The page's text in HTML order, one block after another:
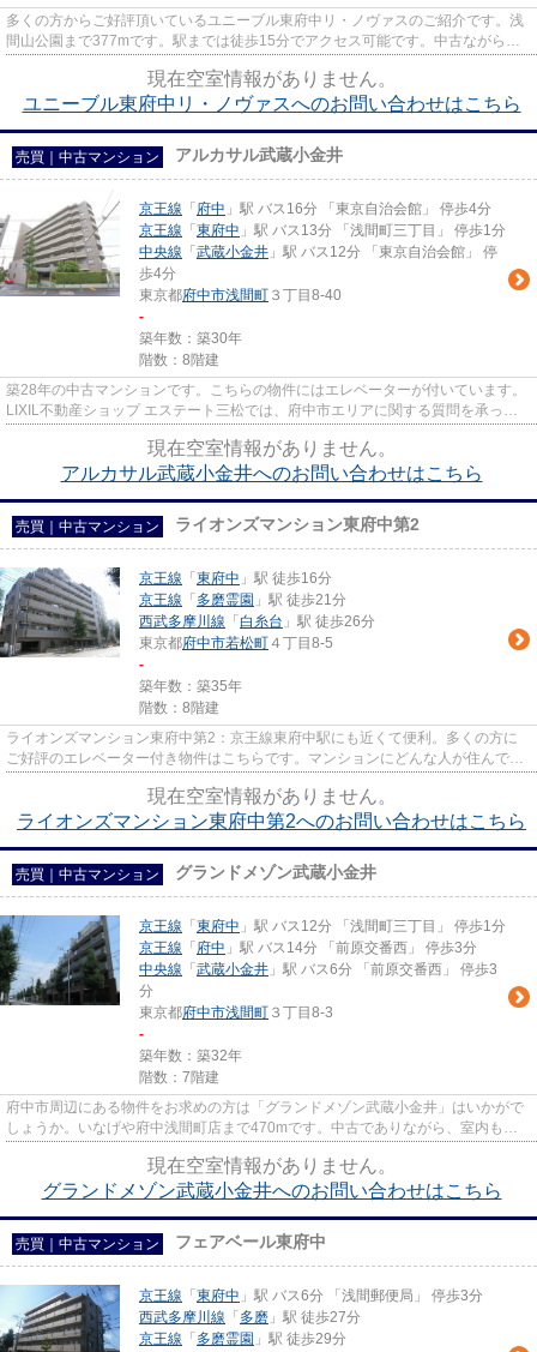
多くの方からご好評頂いているユニーブル東府中リ・ノヴァスのご紹介です。浅
間山公園まで377mです。駅までは徒歩15分でアクセス可能です。中古ながらも
現在空室情報がありません。
ユニーブル東府中リ・ノヴァスへのお問い合わせはこちら
売買｜中古マンション アルカサル武蔵小金井
京王線 「 府中 」駅 バス16分 「東京自治会館」 停歩4分
京王線 「 東府中 」駅 バス13分 「浅間町三丁目」 停歩1分
中央線 「 武蔵小金井 」駅 バス12分 「東京自治会館」 停
歩4分
東京都府中市浅間町 ３丁目8-40
-
築年数：築30年
階数：8階建
築28年の中古マンションです。こちらの物件にはエレベーターが付いています。
LIXIL不動産ショップ エステート三松では、府中市エリアに関する質問を承って
現在空室情報がありません。
アルカサル武蔵小金井へのお問い合わせはこちら
売買｜中古マンション ライオンズマンション東府中第2
京王線 「 東府中 」駅 徒歩16分
京王線 「 多磨霊園 」駅 徒歩21分
西武多摩川線 「 白糸台 」駅 徒歩26分
東京都府中市若松町 ４丁目8-5
-
築年数：築35年
階数：8階建
ライオンズマンション東府中第2：京王線東府中駅にも近くて便利。多くの方に
ご好評のエレベーター付き物件はこちらです。マンションにどんな人が住んでい
現在空室情報がありません。
ライオンズマンション東府中第2へのお問い合わせはこちら
売買｜中古マンション グランドメゾン武蔵小金井
京王線 「 東府中 」駅 バス12分 「浅間町三丁目」 停歩1分
京王線 「 府中 」駅 バス14分 「前原交番西」 停歩3分
中央線 「 武蔵小金井 」駅 バス6分 「前原交番西」 停歩3
分
東京都府中市浅間町 ３丁目8-3
-
築年数：築32年
階数：7階建
府中市周辺にある物件をお求めの方は「グランドメゾン武蔵小金井」はいかがで
しょうか。いなげや府中浅間町店まで470mです。中古でありながら、室内もき
現在空室情報がありません。
グランドメゾン武蔵小金井へのお問い合わせはこちら
売買｜中古マンション フェアベール東府中
京王線 「 東府中 」駅 バス6分 「浅間郵便局」 停歩3分
西武多摩川線 「 多磨 」駅 徒歩27分
京王線 「 多磨霊園 」駅 徒歩29分